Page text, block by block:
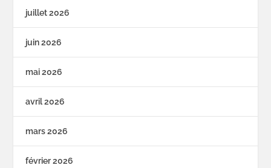
juillet 2026
juin 2026
mai 2026
avril 2026
mars 2026
février 2026